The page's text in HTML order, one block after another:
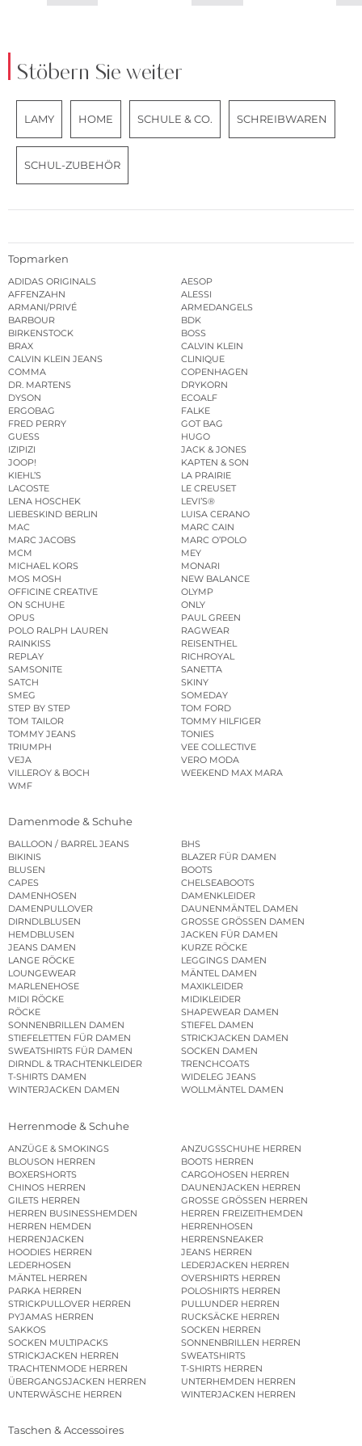
Stöbern Sie weiter
LAMY HOME SCHULE & CO. SCHREIBWAREN
SCHUL-ZUBEHÖR
Topmarken
ADIDAS ORIGINALS
AESOP
AFFENZAHN
ALESSI
ARMANI/PRIVÉ
ARMEDANGELS
BARBOUR
BDK
BIRKENSTOCK
BOSS
BRAX
CALVIN KLEIN
CALVIN KLEIN JEANS
CLINIQUE
COMMA
COPENHAGEN
DR. MARTENS
DRYKORN
DYSON
ECOALF
ERGOBAG
FALKE
FRED PERRY
GOT BAG
GUESS
HUGO
IZIPIZI
JACK & JONES
JOOP!
KAPTEN & SON
KIEHL’S
LA PRAIRIE
LACOSTE
LE CREUSET
LENA HOSCHEK
LEVI’S®
LIEBESKIND BERLIN
LUISA CERANO
MAC
MARC CAIN
MARC JACOBS
MARC O’POLO
MCM
MEY
MICHAEL KORS
MONARI
MOS MOSH
NEW BALANCE
OFFICINE CREATIVE
OLYMP
ON SCHUHE
ONLY
OPUS
PAUL GREEN
POLO RALPH LAUREN
RAGWEAR
RAINKISS
REISENTHEL
REPLAY
RICHROYAL
SAMSONITE
SANETTA
SATCH
SKINY
SMEG
SOMEDAY
STEP BY STEP
TOM FORD
TOM TAILOR
TOMMY HILFIGER
TOMMY JEANS
TONIES
TRIUMPH
VEE COLLECTIVE
VEJA
VERO MODA
VILLEROY & BOCH
WEEKEND MAX MARA
WMF
Damenmode & Schuhe
BALLOON / BARREL JEANS
BHS
BIKINIS
BLAZER FÜR DAMEN
BLUSEN
BOOTS
CAPES
CHELSEABOOTS
DAMENHOSEN
DAMENKLEIDER
DAMENPULLOVER
DAUNENMÄNTEL DAMEN
DIRNDLBLUSEN
GROSSE GRÖSSEN DAMEN
HEMDBLUSEN
JACKEN FÜR DAMEN
JEANS DAMEN
KURZE RÖCKE
LANGE RÖCKE
LEGGINGS DAMEN
LOUNGEWEAR
MÄNTEL DAMEN
MARLENEHOSE
MAXIKLEIDER
MIDI RÖCKE
MIDIKLEIDER
RÖCKE
SHAPEWEAR DAMEN
SONNENBRILLEN DAMEN
STIEFEL DAMEN
STIEFELETTEN FÜR DAMEN
STRICKJACKEN DAMEN
SWEATSHIRTS FÜR DAMEN
SOCKEN DAMEN
DIRNDL & TRACHTENKLEIDER
TRENCHCOATS
T-SHIRTS DAMEN
WIDELEG JEANS
WINTERJACKEN DAMEN
WOLLMÄNTEL DAMEN
Herrenmode & Schuhe
ANZÜGE & SMOKINGS
ANZUGSSCHUHE HERREN
BLOUSON HERREN
BOOTS HERREN
BOXERSHORTS
CARGOHOSEN HERREN
CHINOS HERREN
DAUNENJACKEN HERREN
GILETS HERREN
GROSSE GRÖSSEN HERREN
HERREN BUSINESSHEMDEN
HERREN FREIZEITHEMDEN
HERREN HEMDEN
HERRENHOSEN
HERRENJACKEN
HERRENSNEAKER
HOODIES HERREN
JEANS HERREN
LEDERHOSEN
LEDERJACKEN HERREN
MÄNTEL HERREN
OVERSHIRTS HERREN
PARKA HERREN
POLOSHIRTS HERREN
STRICKPULLOVER HERREN
PULLUNDER HERREN
PYJAMAS HERREN
RUCKSÄCKE HERREN
SAKKOS
SOCKEN HERREN
SOCKEN MULTIPACKS
SONNENBRILLEN HERREN
STRICKJACKEN HERREN
SWEATSHIRTS
TRACHTENMODE HERREN
T-SHIRTS HERREN
ÜBERGANGSJACKEN HERREN
UNTERHEMDEN HERREN
UNTERWÄSCHE HERREN
WINTERJACKEN HERREN
Taschen & Accessoires